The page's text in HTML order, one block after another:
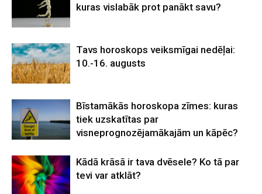
kuras vislabāk prot panākt savu?
Tavs horoskops veiksmīgai nedēļai:
10.-16. augusts
Bīstamākās horoskopa zīmes: kuras
tiek uzskatītas par
visneprognozējamākajām un kāpēc?
Kādā krāsā ir tava dvēsele? Ko tā par
tevi var atklāt?